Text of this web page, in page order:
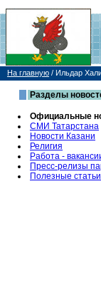
На главную / Ильдар
Разделы
Официальные
СМИ Татарстана
Новости Казани
Религия
Работа -
Пресс-релизы
Полезные статьи